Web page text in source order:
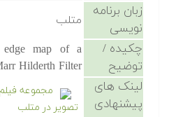
زبان برنامه
نویسی
متلب
چکیده /
توضیح
edge map of a
Hilderth Filter
لینک های
پیشنهادی
مجموعه
تصویر در متلب